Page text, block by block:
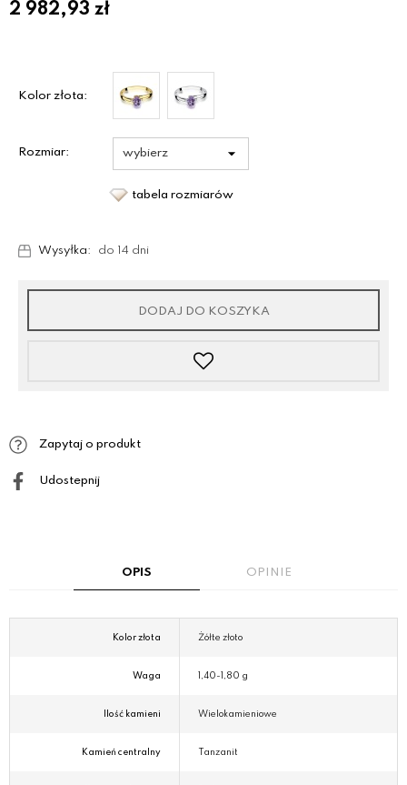
2 982,93 zł
Kolor złota:
Rozmiar:
tabela rozmiarów
Wysyłka: do 14 dni
DODAJ DO KOSZYKA
Zapytaj o produkt
Udostepnij
OPIS OPINIE
Kolor złota Żółte złoto
Waga 1,40-1,80 g
Ilość kamieni Wielokamieniowe
Kamień centralny Tanzanit